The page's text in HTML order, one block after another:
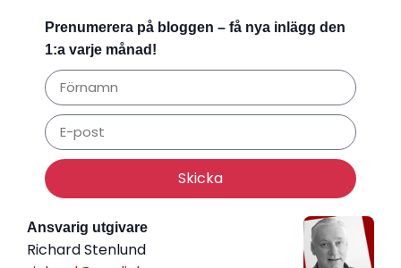
Prenumerera på bloggen – få nya inlägg den
1:a varje månad!
Skicka
Ansvarig utgivare
Richard Stenlund